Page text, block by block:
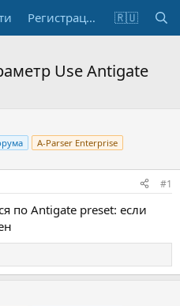
Регистрация 🇷🇺
Use Antigate
A-Parser Enterprise
#1
по Antigate preset: если